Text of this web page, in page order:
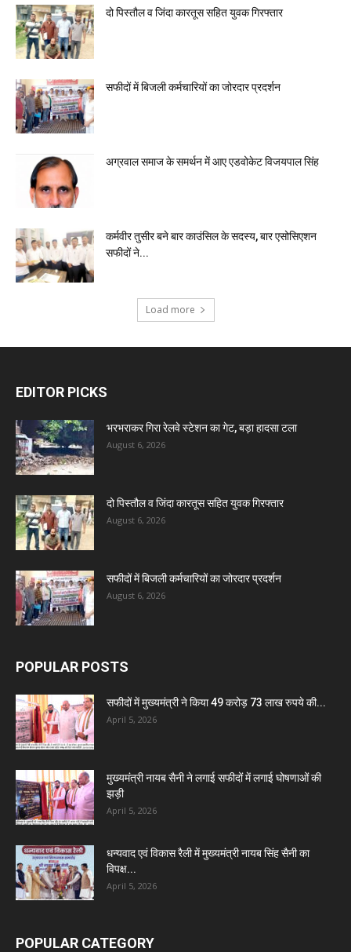
दो पिस्तौल व जिंदा कारतूस सहित युवक गिरफ्तार
सफीदों में बिजली कर्मचारियों का जोरदार प्रदर्शन
अग्रवाल समाज के समर्थन में आए एडवोकेट विजयपाल सिंह
कर्मवीर तुसीर बने बार काउंसिल के सदस्य, बार एसोसिएशन
सफीदों ने...
Load more
EDITOR PICKS
भरभराकर गिरा रेलवे स्टेशन का गेट, बड़ा हादसा टला
August 6, 2026
दो पिस्तौल व जिंदा कारतूस सहित युवक गिरफ्तार
August 6, 2026
सफीदों में बिजली कर्मचारियों का जोरदार प्रदर्शन
August 6, 2026
POPULAR POSTS
सफीदों में मुख्यमंत्री ने किया 49 करोड़ 73 लाख रुपये की...
April 5, 2026
मुख्यमंत्री नायब सैनी ने लगाई सफीदों में लगाई घोषणाओं की
झड़ी
April 5, 2026
धन्यवाद एवं विकास रैली में मुख्यमंत्री नायब सिंह सैनी का
विपक्ष...
April 5, 2026
POPULAR CATEGORY